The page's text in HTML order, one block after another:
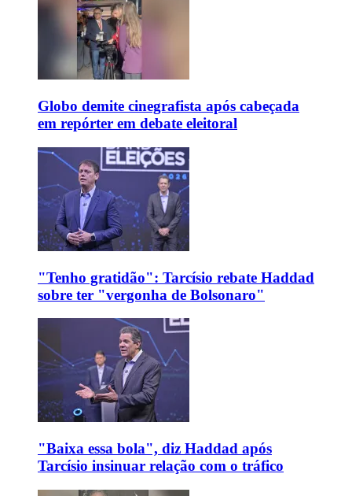
Globo demite cinegrafista após cabeçada
em repórter em debate eleitoral
"Tenho gratidão": Tarcísio rebate Haddad
sobre ter "vergonha de Bolsonaro"
"Baixa essa bola", diz Haddad após
Tarcísio insinuar relação com o tráfico